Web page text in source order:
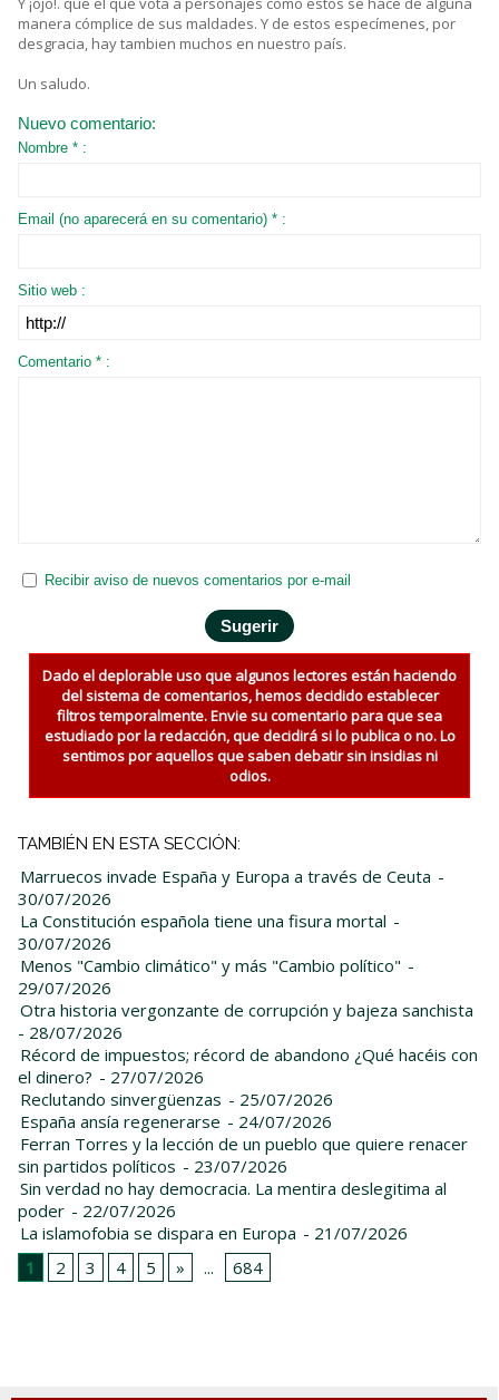
manera cómplice de sus maldades. Y de estos especímenes, por
desgracia, hay tambien muchos en nuestro país.
Un saludo.
Nuevo comentario:
Nombre * :
Email (no aparecerá en su comentario) * :
Sitio web :
Comentario * :
Recibir aviso de nuevos comentarios por e-mail
Dado el deplorable uso que algunos lectores están haciendo
del sistema de comentarios, hemos decidido establecer
filtros temporalmente. Envie su comentario para que sea
estudiado por la redacción, que decidirá si lo publica o no. Lo
sentimos por aquellos que saben debatir sin insidias ni
odios.
TAMBIÉN EN ESTA SECCIÓN:
Marruecos invade España y Europa a través de Ceuta -
30/07/2026
La Constitución española tiene una fisura mortal -
30/07/2026
Menos "Cambio climático" y más "Cambio político" -
29/07/2026
Otra historia vergonzante de corrupción y bajeza sanchista
- 28/07/2026
Récord de impuestos; récord de abandono ¿Qué hacéis con
el dinero? - 27/07/2026
Reclutando sinvergüenzas - 25/07/2026
España ansía regenerarse - 24/07/2026
Ferran Torres y la lección de un pueblo que quiere renacer
sin partidos políticos - 23/07/2026
Sin verdad no hay democracia. La mentira deslegitima al
poder - 22/07/2026
La islamofobia se dispara en Europa - 21/07/2026
1
2 3 4 5 » ... 684